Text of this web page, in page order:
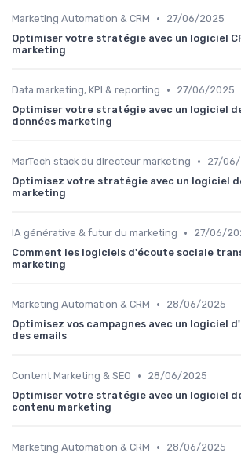
Marketing Automation & CRM •
27/06/2025
Optimiser votre stratégie avec un logiciel
marketing
Data marketing, KPI & reporting •
27/06/2025
Optimiser votre stratégie avec un logiciel
données marketing
MarTech stack du directeur marketing •
27/
Optimisez votre stratégie avec un logiciel
marketing
IA générative & futur du marketing •
27/06/
Comment les logiciels d'écoute sociale
marketing
Marketing Automation & CRM •
28/06/2025
Optimisez vos campagnes avec un logiciel
des emails
Content Marketing & SEO •
28/06/2025
Optimiser votre stratégie avec un logiciel
contenu marketing
Marketing Automation & CRM •
28/06/2025